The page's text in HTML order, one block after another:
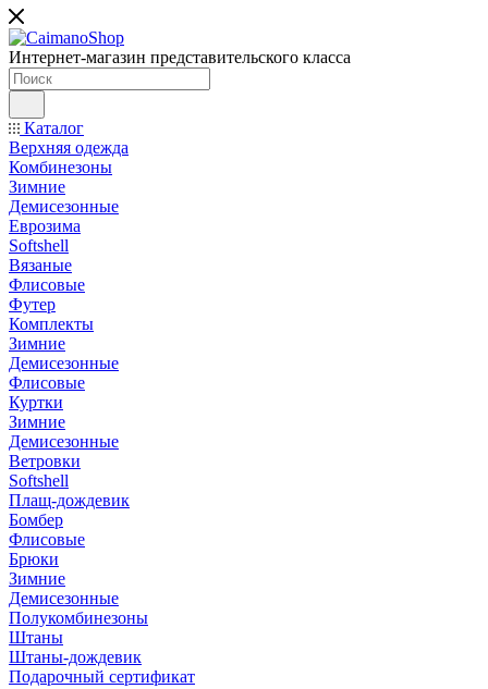
Интернет-магазин представительского класса
Каталог
Верхняя одежда
Комбинезоны
Зимние
Демисезонные
Еврозима
Softshell
Вязаные
Флисовые
Футер
Комплекты
Зимние
Демисезонные
Флисовые
Куртки
Зимние
Демисезонные
Ветровки
Softshell
Плащ-дождевик
Бомбер
Флисовые
Брюки
Зимние
Демисезонные
Полукомбинезоны
Штаны
Штаны-дождевик
Подарочный сертификат